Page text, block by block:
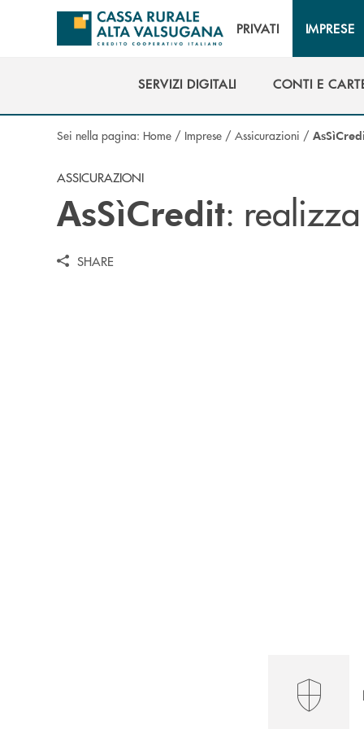
Salta al contenuto principale
PRIVATI IMPRESE
SERVIZI DIGITALI
CONTI E
Sei nella pagina: Home / Imprese / Assicurazioni /
ASSICURAZIONI
AsSìCredit:
SHARE